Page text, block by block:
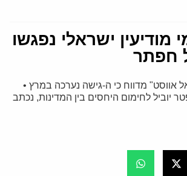
מודיעין ישראלי נפגשו
חפתר
אווסט" מדווח כי ה-גישה נערכה במרץ •
יוביל לחימום היחסים בין המדינות, נכתב